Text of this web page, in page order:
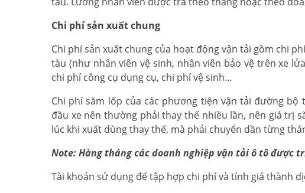
Chi phí sản xuất chung
Chi phí sản xuất chung của hoạt động vận tải gồm chi
tàu (như nhân viên vệ sinh, nhân viên bảo vệ trên xe
chi phí công cụ dụng cụ, chi phí vệ sinh…
Chi phí săm lốp của các phương tiện vận tải đường
đầu xe nên thường phải thay thế nhiều lần, nên giá trị
lúc khi xuất dùng thay thế, mà phải chuyển dần từng
Note: Hàng tháng các doanh nghiệp vận tải ô tô được
Tài khoản sử dụng để tập hợp chi phí và tính giá thành